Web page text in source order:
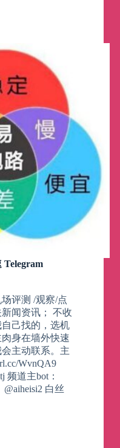
！
，
专线机场！
场
场
Telegram
评测 /观察/点
闻资讯； 不收
己找的，选机
身在墙外快速
主动联系。主
WvnQA9
频道主bot：
白丝